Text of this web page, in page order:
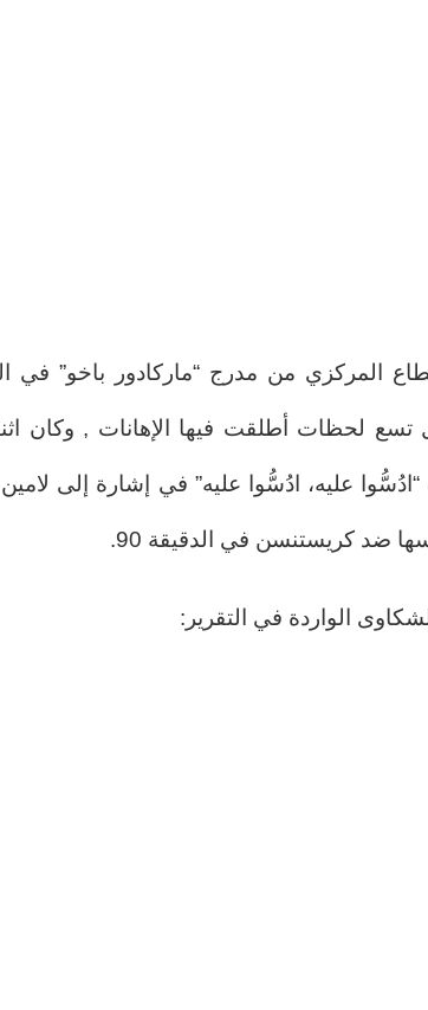
المركزي من مدرج “ماركادور باخو” في
لحظات أطلقت فيها الإهانات , وكان
عليه، ادُسُّوا عليه” في إشارة إلى
الواردة في التقرير: